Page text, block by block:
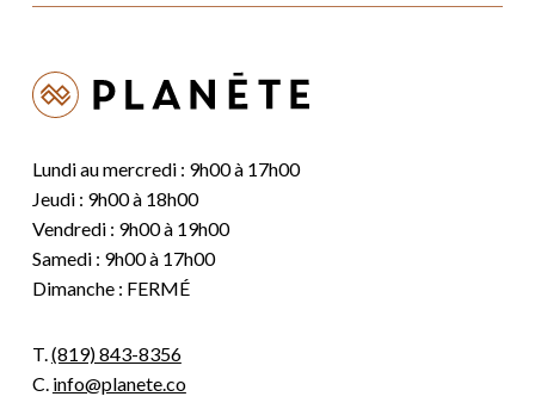
Lundi au mercredi : 9h00 à 17h00
Jeudi : 9h00 à 18h00
Vendredi : 9h00 à 19h00
Samedi : 9h00 à 17h00
Dimanche : FERMÉ
T.(819) 843-8356
C. info@planete.co